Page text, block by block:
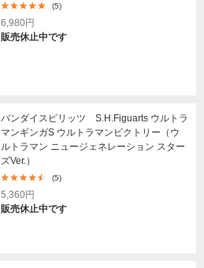
(5)
6,980円
販売休止中です
バンダイスピリッツ S.H.Figuarts ウルトラ
マンギンガS ウルトラマンビクトリー（ウ
ルトラマン ニュージェネレーション スター
ズVer.）
(5)
5,360円
販売休止中です